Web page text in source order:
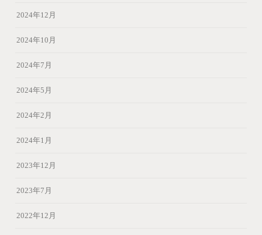
2024年12月
2024年10月
2024年7月
2024年5月
2024年2月
2024年1月
2023年12月
2023年7月
2022年12月